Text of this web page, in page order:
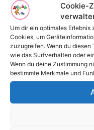
Cookie-
Um dir ein optimales
Cookies, um
zuzugreifen. Wenn du
wie das Surfverhalten oder
Wenn du deine Zustimmung
bestimmte Merkmale und
ein
16.
31.